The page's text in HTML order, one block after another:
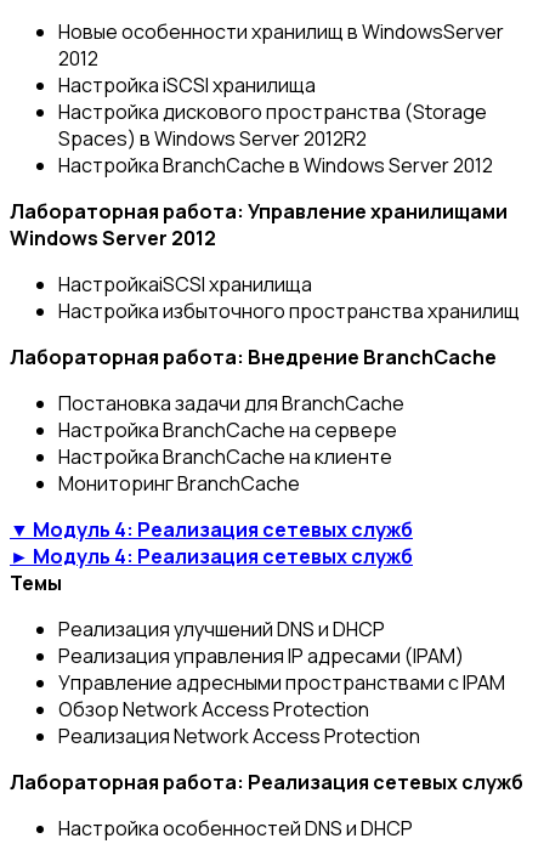
Новые особенности хранилищ в WindowsServer
2012
Настройка iSCSI хранилища
Настройка дискового пространства (Storage
Spaces) в Windows Server 2012R2
Настройка BranchCache в Windows Server 2012
Лабораторная работа: Управление хранилищами
Windows Server 2012
НастройкаiSCSI хранилища
Настройка избыточного пространства хранилищ
Лабораторная работа: Внедрение BranchCache
Постановка задачи для BranchCache
Настройка BranchCache на сервере
Настройка BranchCache на клиенте
Мониторинг BranchCache
▼ Модуль 4: Реализация сетевых служб
► Модуль 4: Реализация сетевых служб
Темы
Реализация улучшений DNS и DHCP
Реализация управления IP адресами (IPAM)
Управление адресными пространствами с IPAM
Обзор Network Access Protection
Реализация Network Access Protection
Лабораторная работа: Реализация сетевых служб
Настройка особенностей DNS и DHCP